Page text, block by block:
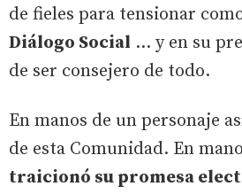
de fieles para tensionar
Diálogo Social ... y en su
de ser consejero de todo.
En manos de un personaje
de esta Comunidad. En
traicionó su promesa